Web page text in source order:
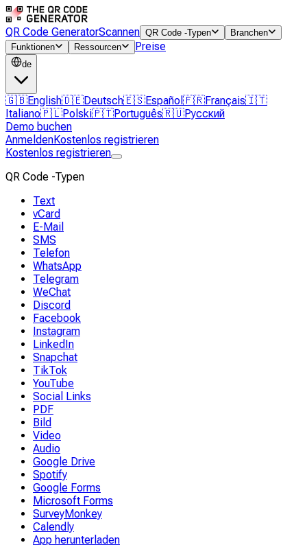
QR Code GeneratorScannen QR Code -Typen
Branchen
Funktionen
Ressourcen Preise
de
🇬🇧English🇩🇪Deutsch🇪🇸Español 🇫🇷Français🇮🇹
Italiano🇵🇱Polski🇵🇹Português🇷🇺Русский
Demo buchen
AnmeldenKostenlos registrieren
Kostenlos registrieren
QR Code -Typen
Text
vCard
E-Mail
SMS
Telefon
WhatsApp
Telegram
WeChat
Discord
Facebook
Instagram
LinkedIn
Snapchat
TikTok
YouTube
Social Links
PDF
Bild
Video
Audio
Google Drive
Spotify
Google Forms
Microsoft Forms
SurveyMonkey
Calendly
App herunterladen